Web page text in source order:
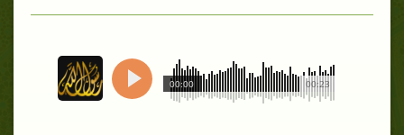
00:23
00:00